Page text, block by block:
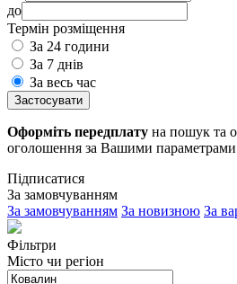
до
Термін розміщення
За 24 години
За 7 днів
За весь час
Застосувати
Оформіть передплату на пошук та
оголошення за Вашими параметрами
Підписатися
За замовчуванням
За замовчуванням За новизною За
Фільтри
Місто чи регіон